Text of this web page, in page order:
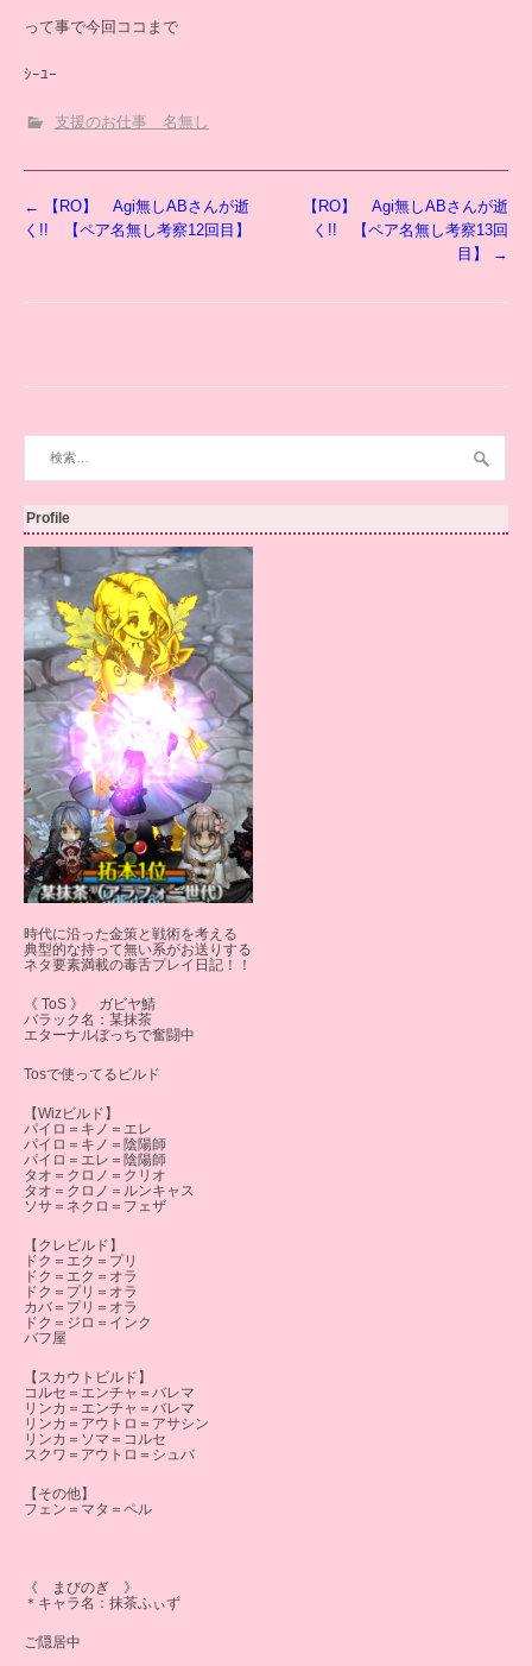
って事で今回ココまで
ｼｰﾕｰ
支援のお仕事 名無し
投
稿
ゲ
ョ
←
【RO】 Agi無しABさんが逝
く!! 【ペア名無し考察12回目】
【RO】 Agi無しABさんが逝
く!! 【ペア名無し考察13回
目】
→
Profile
時代に沿った金策と戦術を考える
典型的な持って無い系がお送りする
ネタ要素満載の毒舌プレイ日記！！
《 ToS 》 ガビヤ鯖
バラック名：某抹茶
エターナルぼっちで奮闘中
Tosで使ってるビルド
【Wizビルド】
パイロ＝キノ＝エレ
パイロ＝キノ＝陰陽師
パイロ＝エレ＝陰陽師
タオ＝クロノ＝クリオ
タオ＝クロノ＝ルンキャス
ソサ＝ネクロ＝フェザ
【クレビルド】
ドク＝エク＝プリ
ドク＝エク＝オラ
ドク＝プリ＝オラ
カバ＝プリ＝オラ
ドク＝ジロ＝インク
バフ屋
【スカウトビルド】
コルセ＝エンチャ＝バレマ
リンカ＝エンチャ＝バレマ
リンカ＝アウトロ＝アサシン
リンカ＝ソマ＝コルセ
スクワ＝アウトロ＝シュバ
【その他】
フェン＝マタ＝ペル
《 まびのぎ 》
＊キャラ名：抹茶ふぃず
ご隠居中